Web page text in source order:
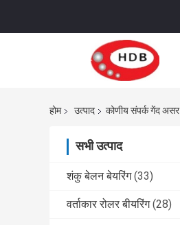
होम उत्पाद कोणीय संपर्क गेंद असर
सभी उत्पाद
शंकु बेलन बेयरिंग (33)
वर्ताकार रोलर बीयरिंग (28)